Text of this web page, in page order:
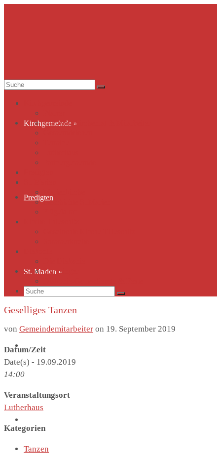
Kirchgemeinde »
Predigten
St. Marien »
Kirche Thieschitz
Suche
Gemeindekirchenrat & Mitarbeiter
Geschichte St.Marien
Sternsinger
Suche
Geselliges Tanzen
von Gemeindemitarbeiter on 19. September 2019
Datum/Zeit
Date(s) - 19.09.2019
14:00
Veranstaltungsort
Lutherhaus
Kategorien
Tanzen